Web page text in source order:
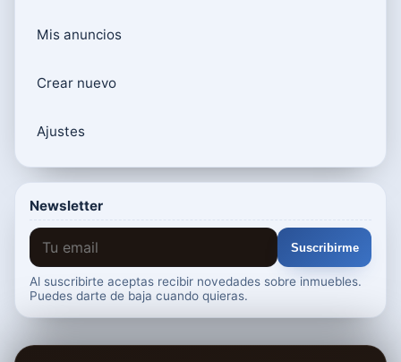
Mis anuncios
Crear nuevo
Ajustes
Newsletter
Suscribirme
Al suscribirte aceptas recibir novedades sobre inmuebles.
Puedes darte de baja cuando quieras.